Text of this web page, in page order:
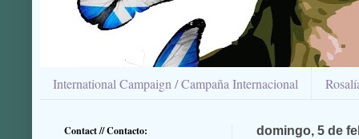
International Campaign / Campaña Internacional
domingo, 5 de
Contact // Contacto: